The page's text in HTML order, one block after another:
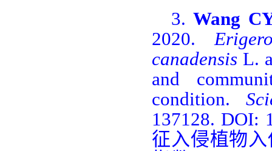
3.Wang
2020.
canadensis L.
and
condition.
137128. DOI:
征入侵植物